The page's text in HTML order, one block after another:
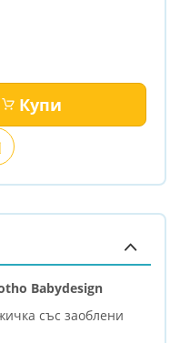
Купи
Babydesign
със заоблени